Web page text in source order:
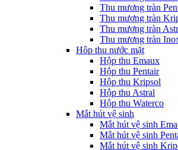
Thu mương tràn
Thu mương tràn
Thu mương tràn
Thu mương tràn
Hôp thu nước mặt
Hộp thu Emaux
Hộp thu Pentair
Hộp thu Kripsol
Hộp thu Astral
Hộp thu Waterco
Mắt hút vệ sinh
Mắt hút vệ sinh
Mắt hút vệ sinh
Mắt hút vệ sinh